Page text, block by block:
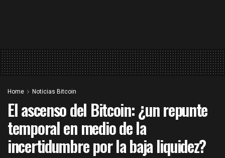
Home Noticias Bitcoin
El ascenso del Bitcoin: ¿un repunte
temporal en medio de la
incertidumbre por la baja liquidez?